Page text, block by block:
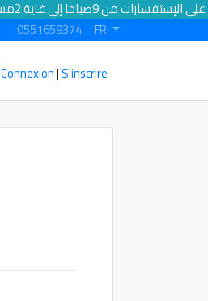
الرد على الإستفسارات من 9صباحا إلى غاية 2مساءا 0540801116
0551659374 FR
Connexion|S'inscrire